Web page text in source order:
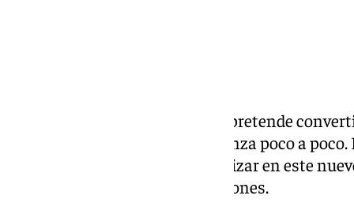
de Málaga, que pretende
dedicado a la Generación Z, avanza poco a
prácticamente, acaban de aterrizar en este
comercializar algunas promociones.